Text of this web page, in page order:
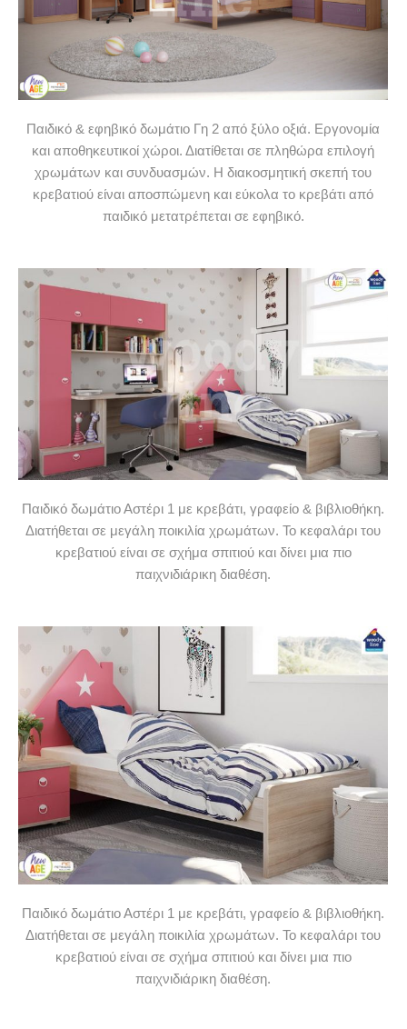
Παιδικό & εφηβικό δωμάτιο Γη 2 από ξύλο οξιά. Εργονομία
και αποθηκευτικοί χώροι. Διατίθεται σε πληθώρα επιλογή
χρωμάτων και συνδυασμών. Η διακοσμητική σκεπή του
κρεβατιού είναι αποσπώμενη και εύκολα το κρεβάτι από
παιδικό μετατρέπεται σε εφηβικό.
Παιδικό δωμάτιο Αστέρι 1 με κρεβάτι, γραφείο & βιβλιοθήκη.
Διατήθεται σε μεγάλη ποικιλία χρωμάτων. Το κεφαλάρι του
κρεβατιού είναι σε σχήμα σπιτιού και δίνει μια πιο
παιχνιδιάρικη διαθέση.
Παιδικό δωμάτιο Αστέρι 1 με κρεβάτι, γραφείο & βιβλιοθήκη.
Διατήθεται σε μεγάλη ποικιλία χρωμάτων. Το κεφαλάρι του
κρεβατιού είναι σε σχήμα σπιτιού και δίνει μια πιο
παιχνιδιάρικη διαθέση.